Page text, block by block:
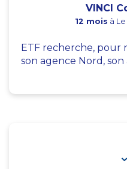
VINCI
12 mois à
ETF recherche, pour
son agence Nord,